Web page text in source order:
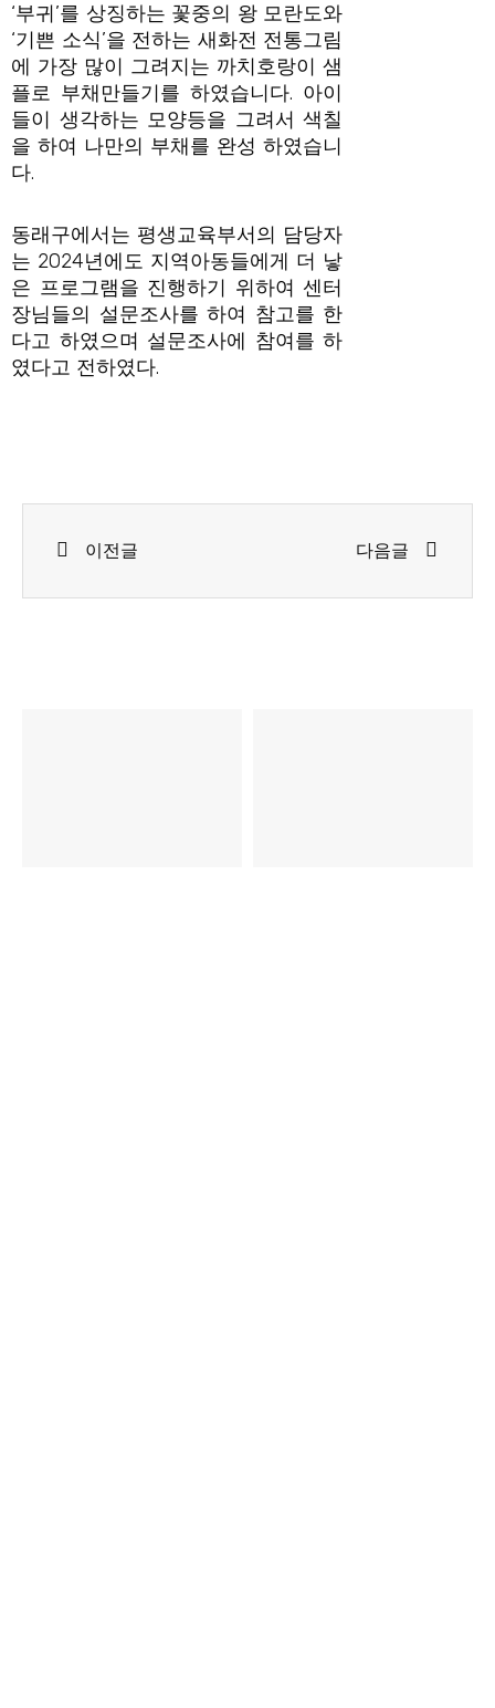
‘부귀’를 상징하는 꽃중의 왕 모란도와
‘기쁜 소식’을 전하는 새화전 전통그림
에 가장 많이 그려지는 까치호랑이 샘
플로 부채만들기를 하였습니다. 아이
들이 생각하는 모양등을 그려서 색칠
을 하여 나만의 부채를 완성 하였습니
다.
동래구에서는 평생교육부서의 담당자
는 2024년에도 지역아동들에게 더 낳
은 프로그램을 진행하기 위하여 센터
장님들의 설문조사를 하여 참고를 한
다고 하였으며 설문조사에 참여를 하
였다고 전하였다.
이전글 다음글